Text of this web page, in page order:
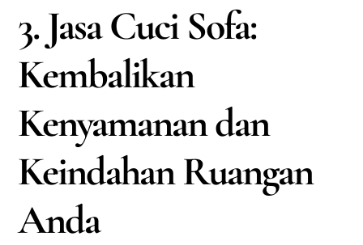
3. Jasa Cuci Sofa:
Kembalikan
Kenyamanan dan
Keindahan Ruangan
Anda